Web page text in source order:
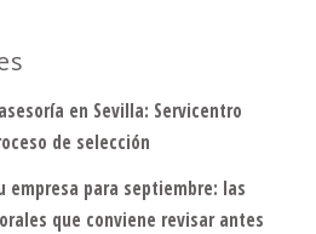
en Sevilla: Servicentro
de selección
empresa para septiembre: las
que conviene revisar antes